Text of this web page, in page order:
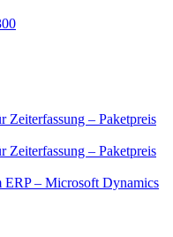
Zeiterfassung – Paketpreis
Zeiterfassung – Paketpreis
ERP – Microsoft Dynamics